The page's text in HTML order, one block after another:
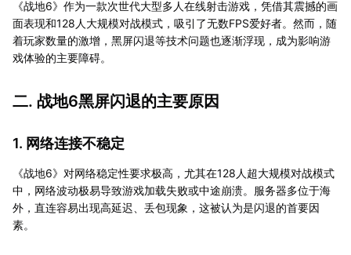
《战地6》作为一款次世代大型多人在线射击游戏，凭借其震撼的画
面表现和128人大规模对战模式，吸引了无数FPS爱好者。然而，随
着玩家数量的激增，黑屏闪退等技术问题也逐渐浮现，成为影响游
戏体验的主要障碍。
二. 战地6黑屏闪退的主要原因
1. 网络连接不稳定
《战地6》对网络稳定性要求极高，尤其在128人超大规模对战模式
中，网络波动极易导致游戏加载失败或中途崩溃。服务器多位于海
外，直连容易出现高延迟、丢包现象，这被认为是闪退的首要因
素。